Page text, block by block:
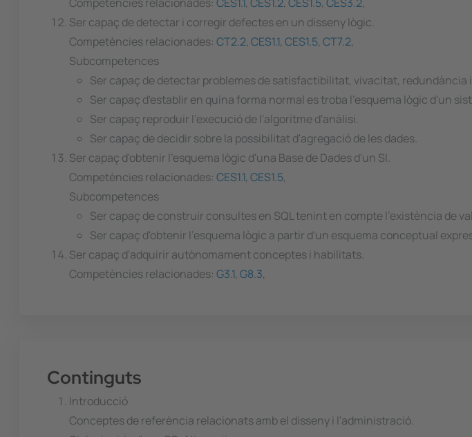
Ser capaç de detectar i corregir defectes en un disseny lògic.
Competències relacionades: CT2.2, CES1.1, CES1.5, CT7.2,
Subcompetences
Ser capaç de detectar problemes de satisfactibilitat, vivacitat,
Ser capaç d'establir en quina forma normal es troba l'esquema lògic d'un
Ser capaç reproduir l'execució de l'algoritme d'anàlisi.
Ser capaç de decidir sobre la possibilitat d'agregació de les dades.
Ser capaç d'obtenir l'esquema lògic d'una Base de Dades d'un SI.
Competències relacionades: CES1.1, CES1.5,
Subcompetences
Ser capaç de construir consultes en SQL tenint en compte l'existència de
Ser capaç d'obtenir l'esquema lògic a partir d'un esquema conceptual
Ser capaç d'adquirir autònomament conceptes i habilitats.
Competències relacionades: G3.1, G8.3,
Continguts
Introducció
Conceptes de referència relacionats amb el disseny i l'administració.